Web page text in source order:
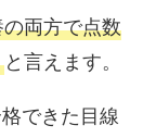
両方で点数
と言えます。
できた目線